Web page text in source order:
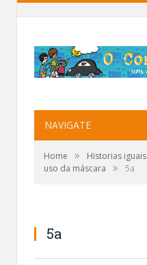
NAVIGATE
Home » Historias iguais
uso da máscara
» 5a
5a